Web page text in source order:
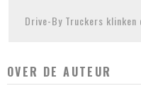
Drive-By Truckers klinken
OVER DE AUTEUR